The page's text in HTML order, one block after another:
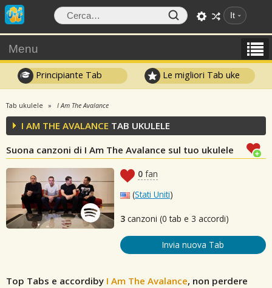
It
Menu
Principiante Tab Le migliori Tab uke
Tab ukulele I Am The Avalance
I AM THE AVALANCE TAB UKULELE
Suona canzoni di I Am The Avalance sul tuo ukulele
0 fan
(Stati Uniti)
3 canzoni (0 tab e 3 accordi)
Invia nuova Tab
Top Tabs e accordiby I Am The Avalance, non perdere